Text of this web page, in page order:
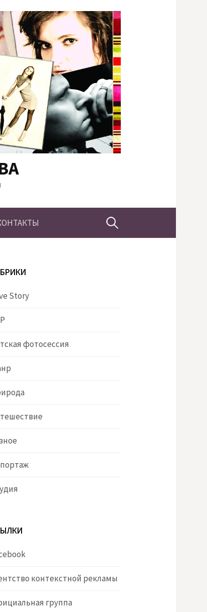
Найти:
Story
фотосессия
контекстной рекламы
группа